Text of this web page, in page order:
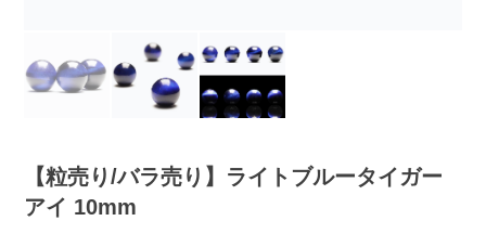
【粒売り/バラ売り】ライトブルータイガー
アイ 10mm